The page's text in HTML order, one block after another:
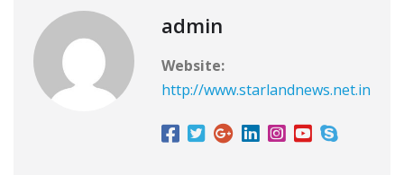
admin
Website:
http://www.starlandnews.net.in